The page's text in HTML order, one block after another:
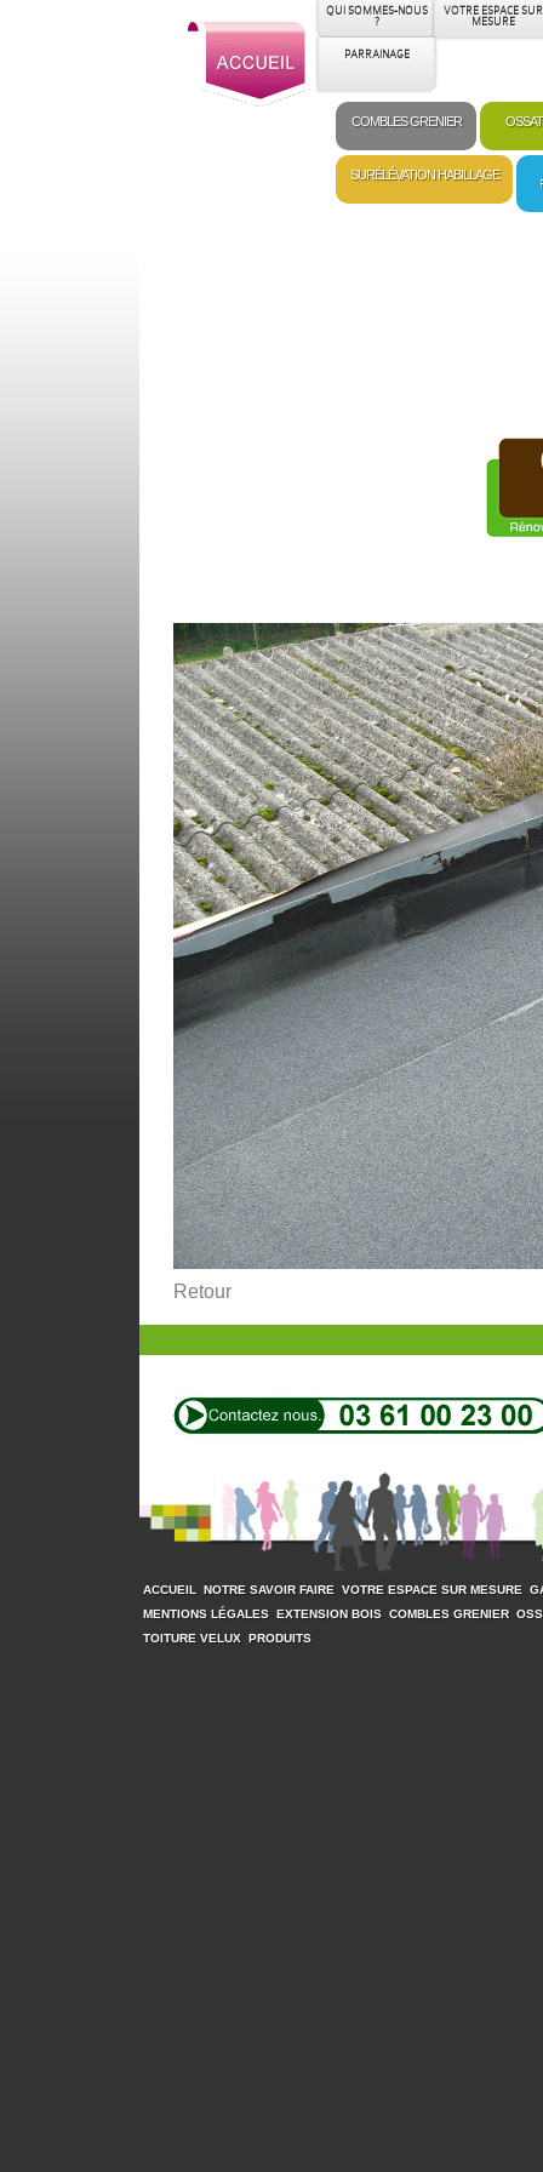
QUI SOMMES-NOUS
?
VOTRE ESPACE SUR
MESURE
PARRAINAGE
COMBLES GRENIER
SURÉLÉVATION HABILLAGE
Retour
ACCUEIL NOTRE SAVOIR FAIRE VOTRE ESPACE SUR MESURE
MENTIONS LÉGALES EXTENSION BOIS COMBLES GRENIER
TOITURE VELUX PRODUITS